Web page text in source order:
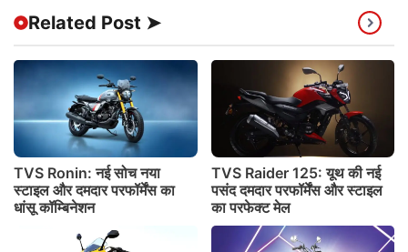
Related Post ➤
TVS Ronin: नई सोच नया
स्टाइल और दमदार परफॉर्मेंस का
धांसू कॉम्बिनेशन
TVS Raider 125: यूथ की नई
पसंद दमदार परफॉर्मेंस और स्टाइल
का परफेक्ट मेल